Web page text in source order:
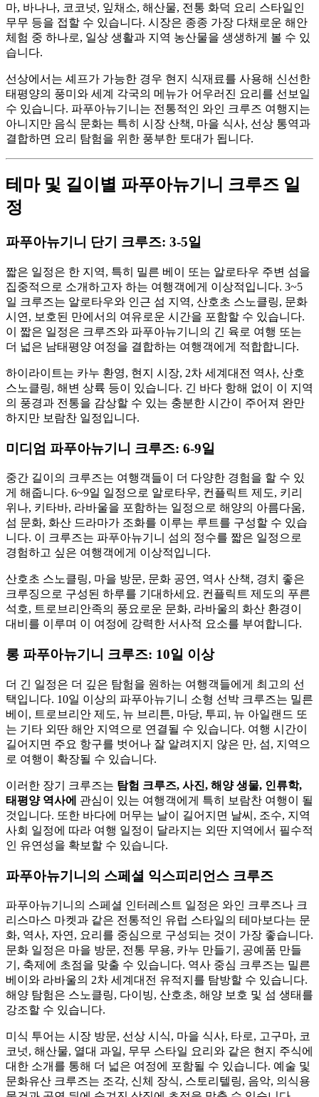
마, 바나나, 코코넛, 잎채소, 해산물, 전통 화덕 요리 스타일인
무무 등을 접할 수 있습니다. 시장은 종종 가장 다채로운 해안
체험 중 하나로, 일상 생활과 지역 농산물을 생생하게 볼 수 있
습니다.
선상에서는 셰프가 가능한 경우 현지 식재료를 사용해 신선한
태평양의 풍미와 세계 각국의 메뉴가 어우러진 요리를 선보일
수 있습니다. 파푸아뉴기니는 전통적인 와인 크루즈 여행지는
아니지만 음식 문화는 특히 시장 산책, 마을 식사, 선상 통역과
결합하면 요리 탐험을 위한 풍부한 토대가 됩니다.
테마 및 길이별 파푸아뉴기니 크루즈 일
정
파푸아뉴기니 단기 크루즈: 3-5일
짧은 일정은 한 지역, 특히 밀른 베이 또는 알로타우 주변 섬을
집중적으로 소개하고자 하는 여행객에게 이상적입니다. 3~5
일 크루즈는 알로타우와 인근 섬 지역, 산호초 스노클링, 문화
시연, 보호된 만에서의 여유로운 시간을 포함할 수 있습니다.
이 짧은 일정은 크루즈와 파푸아뉴기니의 긴 육로 여행 또는
더 넓은 남태평양 여정을 결합하는 여행객에게 적합합니다.
하이라이트는 카누 환영, 현지 시장, 2차 세계대전 역사, 산호
스노클링, 해변 상륙 등이 있습니다. 긴 바다 항해 없이 이 지역
의 풍경과 전통을 감상할 수 있는 충분한 시간이 주어져 완만
하지만 보람찬 일정입니다.
미디엄 파푸아뉴기니 크루즈: 6-9일
중간 길이의 크루즈는 여행객들이 더 다양한 경험을 할 수 있
게 해줍니다. 6~9일 일정으로 알로타우, 컨플릭트 제도, 키리
위나, 키타바, 라바울을 포함하는 일정으로 해양의 아름다움,
섬 문화, 화산 드라마가 조화를 이루는 루트를 구성할 수 있습
니다. 이 크루즈는 파푸아뉴기니 섬의 정수를 짧은 일정으로
경험하고 싶은 여행객에게 이상적입니다.
산호초 스노클링, 마을 방문, 문화 공연, 역사 산책, 경치 좋은
크루징으로 구성된 하루를 기대하세요. 컨플릭트 제도의 푸른
석호, 트로브리안족의 풍요로운 문화, 라바울의 화산 환경이
대비를 이루며 이 여정에 강력한 서사적 요소를 부여합니다.
롱 파푸아뉴기니 크루즈: 10일 이상
더 긴 일정은 더 깊은 탐험을 원하는 여행객들에게 최고의 선
택입니다. 10일 이상의 파푸아뉴기니 소형 선박 크루즈는 밀른
베이, 트로브리안 제도, 뉴 브리튼, 마당, 투피, 뉴 아일랜드 또
는 기타 외딴 해안 지역으로 연결될 수 있습니다. 여행 시간이
길어지면 주요 항구를 벗어나 잘 알려지지 않은 만, 섬, 지역으
로 여행이 확장될 수 있습니다.
이러한 장기 크루즈는 탐험 크루즈, 사진, 해양 생물, 인류학,
태평양 역사에
관심이 있는 여행객에게 특히 보람찬 여행이 될
것입니다. 또한 바다에 머무는 날이 길어지면 날씨, 조수, 지역
사회 일정에 따라 여행 일정이 달라지는 외딴 지역에서 필수적
인 유연성을 확보할 수 있습니다.
파푸아뉴기니의 스페셜 익스피리언스 크루즈
파푸아뉴기니의 스페셜 인터레스트 일정은 와인 크루즈나 크
리스마스 마켓과 같은 전통적인 유럽 스타일의 테마보다는 문
화, 역사, 자연, 요리를 중심으로 구성되는 것이 가장 좋습니다.
문화 일정은 마을 방문, 전통 무용, 카누 만들기, 공예품 만들
기, 축제에 초점을 맞출 수 있습니다. 역사 중심 크루즈는 밀른
베이와 라바울의 2차 세계대전 유적지를 탐방할 수 있습니다.
해양 탐험은 스노클링, 다이빙, 산호초, 해양 보호 및 섬 생태를
강조할 수 있습니다.
미식 투어는 시장 방문, 선상 시식, 마을 식사, 타로, 고구마, 코
코넛, 해산물, 열대 과일, 무무 스타일 요리와 같은 현지 주식에
대한 소개를 통해 더 넓은 여정에 포함될 수 있습니다. 예술 및
문화유산 크루즈는 조각, 신체 장식, 스토리텔링, 음악, 의식용